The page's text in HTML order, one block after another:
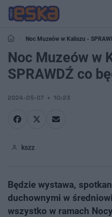
Noc Muzeów w Kaliszu -
Noc Muzeów w
SPRAWDŹ co
2024-05-07 10:23
kszz
Będzie wystawa,
duchownymi w
wszystko w ramach